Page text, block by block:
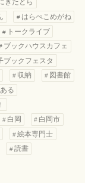
きたとら
はらぺこめがね
トークライブ
ブックハウスカフェ
ブックフェスタ
収納
図書館
る
白岡
白岡市
絵本専門士
読書